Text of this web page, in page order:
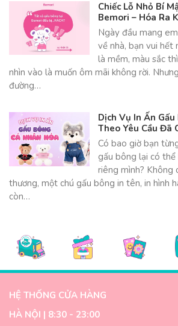
Chiếc Lỗ Nhỏ Bí
Bemori – Hóa Ra
Ngày đầu mang
về nhà, bạn vui hết
là mềm, màu sắc
nhìn vào là muốn ôm mãi không rời.
đường…
Dịch Vụ In Ấn
Theo Yêu Cầu Đã
Có bao giờ bạn
gấu bông lại có thể
riêng mình? Không
thương, một chú gấu bông in tên, in hình
còn…
HỆ THỐNG CỬA HÀNG
HÀ NỘI | 8:30 - 23:00